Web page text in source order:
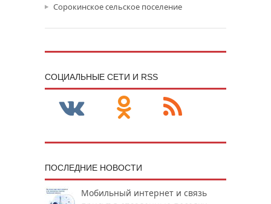
Сорокинское сельское поселение
CОЦИАЛЬНЫЕ СЕТИ И RSS
ПОСЛЕДНИЕ НОВОСТИ
Мобильный интернет и связь